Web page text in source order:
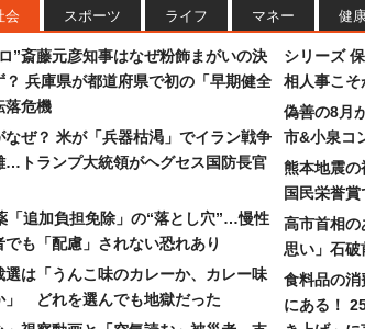
会 スポーツ ライフ マネー 健
”斎藤元彦知事はなぜ粉飾まがいの決
？ 兵庫県が都道府県で初の「早期健全
落危機
なぜ？ 米が「兵器枯渇」でイラン戦争
…トランプ大統領がヘグセス国防長官
「追加負担免除」の“落とし穴”…慢性
でも「配慮」されない恐れあり
選は「うんこ味のカレーか、カレー味
」 どれを選んでも地獄だった
シリーズ
相人事こそ
偽善の8月
市&小泉コ
熊本地震
国民栄誉
高市首相
思い」石破
食料品の消
にある！